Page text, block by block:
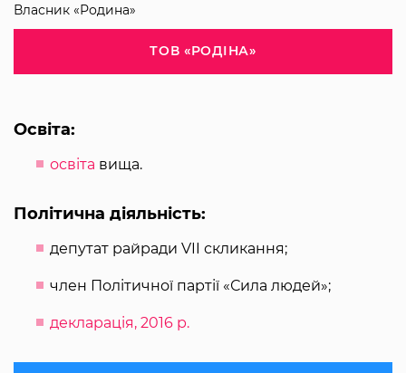
Власник «Родина»
ТОВ «РОДІНА»
Освіта:
освіта вища.
Політична діяльність:
депутат райради VII скликання;
член Політичної партії «Сила людей»;
декларація, 2016 р.